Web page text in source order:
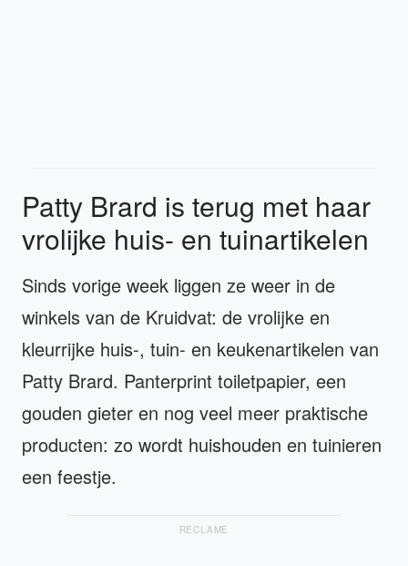
Patty Brard is terug met haar
vrolijke huis- en tuinartikelen
Sinds vorige week liggen ze weer in de
winkels van de Kruidvat: de vrolijke en
kleurrijke huis-, tuin- en keukenartikelen van
Patty Brard. Panterprint toiletpapier, een
gouden gieter en nog veel meer praktische
producten: zo wordt huishouden en tuinieren
een feestje.
RECLAME